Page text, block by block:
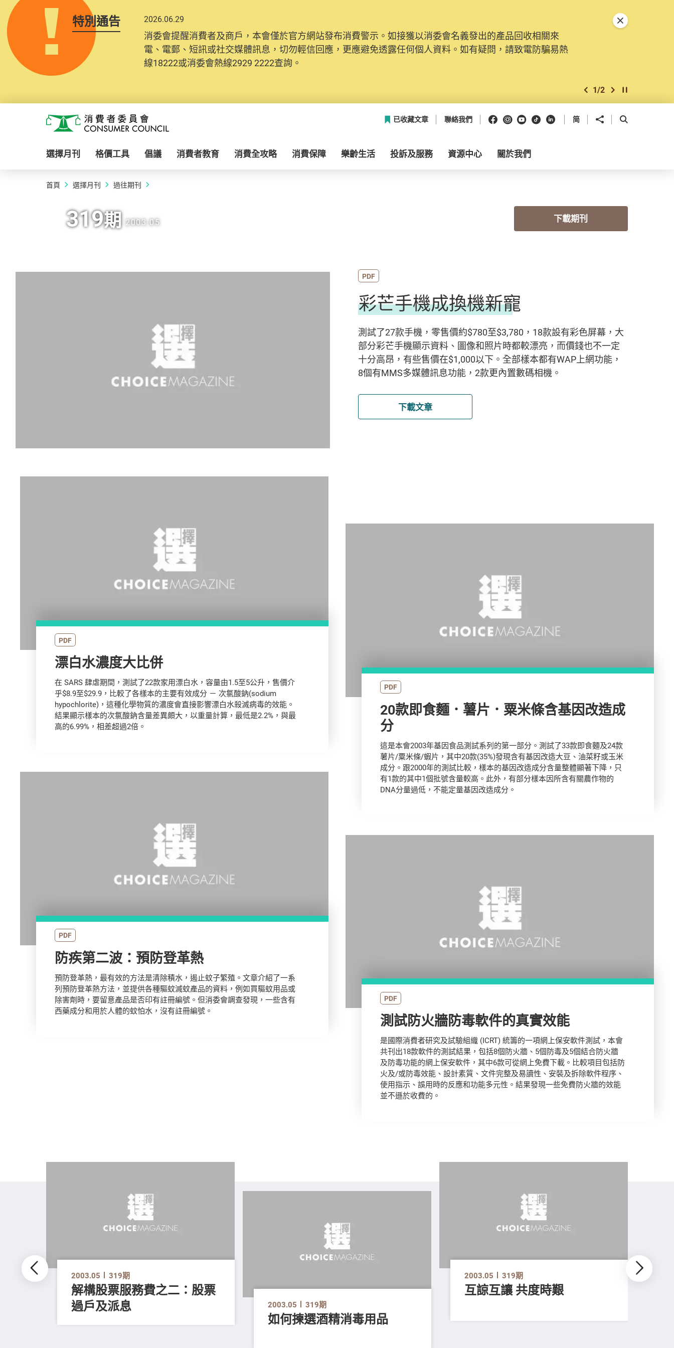
特別通告 2026.06.29
消委會提醒消費者及商戶，本會僅於官方網站發布消費警示。如接獲以消委會名義發出的產品回收相關來
電、電郵、短訊或社交媒體訊息，切勿輕信回應，更應避免透露任何個人資料。如有疑問，請致電防騙易熱
線18222或消委會熱線2929 2222查詢。
上一個
1/2 下一個開始/暫停幻燈
關閉特別通告
消費者委員會
已收藏文章 聯絡我們 Facebook
Instagram
Youtube
抖音領英 简 分享到 開啟搜尋框
選擇月刊 格價工具 倡議 消費者教育 消費全攻略 消費保障 樂齡生活 投訴及服務 資源中心 關於我們
首頁 選擇月刊 過往期刊
319期 2003.05 下載期刊
PDF
彩芒手機成換機新寵
測試了27款手機，零售價約$780至$3,780，18款設有彩色屏幕，大
部分彩芒手機顯示資料、圖像和照片時都較漂亮，而價錢也不一定
十分高昂，有些售價在$1,000以下。全部樣本都有WAP上網功能，
8個有MMS多媒體訊息功能，2款更內置數碼相機。
下載文章
PDF
漂白水濃度大比併
在 SARS 肆虐期間，測試了22款家用漂白水，容量由1.5至5公升，售價介
乎$8.9至$29.9，比較了各樣本的主要有效成分 － 次氯酸鈉(sodium
hypochlorite)，這種化學物質的濃度會直接影響漂白水殺滅病毒的效能。
結果顯示樣本的次氯酸鈉含量差異頗大，以重量計算，最低是2.2%，與最
高的6.99%，相差超過2倍。
PDF
防疾第二波：預防登革熱
預防登革熱，最有效的方法是清除積水，遏止蚊子繁殖。文章介紹了一系
列預防登革熱方法，並提供各種驅蚊滅蚊產品的資料，例如買驅蚊用品或
除害劑時，要留意產品是否印有註冊編號。但消委會調查發現，一些含有
西藥成分和用於人體的蚊怕水，沒有註冊編號。
PDF
20款即食麵．薯片．粟米條含基因改造成
分
這是本會2003年基因食品測試系列的第一部分。測試了33款即食麵及24款
薯片/粟米條/蝦片，其中20款(35%)發現含有基因改造大豆、油菜籽或玉米
成分。跟2000年的測試比較，樣本的基因改造成分含量整體顯著下降，只
有1款的其中1個批號含量較高。此外，有部分樣本因所含有關農作物的
DNA分量過低，不能定量基因改造成分。
PDF
測試防火牆防毒軟件的真實效能
是國際消費者研究及試驗組織 (ICRT) 統籌的一項網上保安軟件測試，本會
共刊出18款軟件的測試結果，包括8個防火牆、5個防毒及5個結合防火牆
及防毒功能的網上保安軟件，其中6款可從網上免費下載。比較項目包括防
火及/或防毒效能、設計素質、文件完整及易讀性、安裝及拆除軟件程序、
使用指示、誤用時的反應和功能多元性。結果發現一些免費防火牆的效能
並不遜於收費的。
2003.05 319期
解構股票服務費之二：股票
過戶及派息
2003.05 319期
如何揀選酒精消毒用品
2003.05 319期
互諒互讓 共度時艱